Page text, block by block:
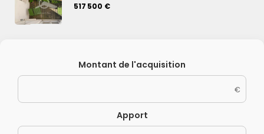
517 500 €
Montant de l'acquisition
€
Apport